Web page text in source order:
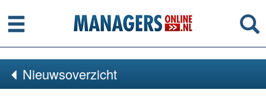
Menu
Nieuwsoverzicht